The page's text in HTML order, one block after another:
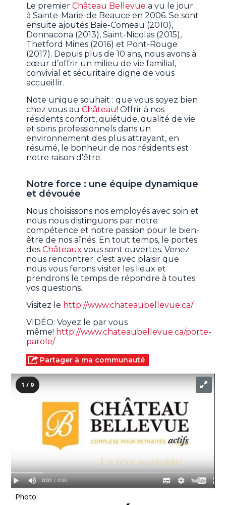
Le premierChâteau Bellevue a vu le jour
à Sainte-Marie-de Beauce en 2006. Se sont
ensuite ajoutés Baie-Comeau (2010),
Donnacona (2013), Saint-Nicolas (2015),
Thetford Mines (2016) et Pont-Rouge
(2017). Depuis plus de 10 ans, nous avons à
cœur d’offrir un milieu de vie familial,
convivial et sécuritaire digne de vous
accueillir.
Note unique souhait : que vous soyez bien
chez vous auChâteau! Offrir à nos
résidents confort, quiétude, qualité de vie
et soins professionnels dans un
environnement des plus attrayant, en
résumé, le bonheur de nos résidents est
notre raison d’être.
Notre force : une équipe dynamique
et dévouée
Nous choisissons nos employés avec soin et
nous nous distinguons par notre
compétence et notre passion pour le bien-
être de nos aînés. En tout temps, le portes
desChâteaux vous sont ouvertes. Venez
nous rencontrer; c’est avec plaisir que
nous vous ferons visiter les lieux et
prendrons le temps de répondre à toutes
vos questions.
Visitez le http://www.chateaubellevue.ca/
VIDÉO: Voyez le par vous
même! http://www.chateaubellevue.ca/porte-
parole/
Partager à ma communauté
1 / 9
Photo: